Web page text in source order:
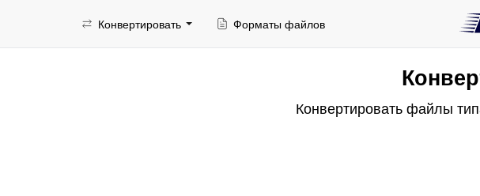
Конвертировать Форматы файлов
Конвертировать файлы